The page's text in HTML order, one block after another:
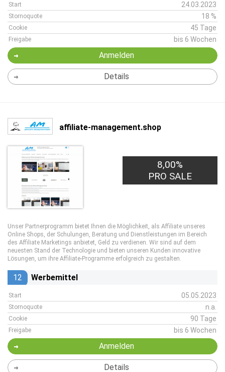
Start 24.03.2023
Stornoquote 18 %
Cookie 45 Tage
Freigabe bis 6 Wochen
Anmelden
Details
affiliate-management.shop
8,00%
PRO SALE
Unser Partnerprogramm bietet Ihnen die Möglichkeit, als Affiliate unseres
Online Shops, der Schulungen, Beratung und Dienstleistungen im Bereich
des Affiliate Marketings anbietet, Geld zu verdienen. Wir sind auf dem
neuesten Stand der Technologie und bieten unseren Kunden innovative
Lösungen, um ihre Affiliate-Programme erfolgreich zu gestalten.
12 Werbemittel
Start 05.05.2023
Stornoquote n.a.
Cookie 90 Tage
Freigabe bis 6 Wochen
Anmelden
Details